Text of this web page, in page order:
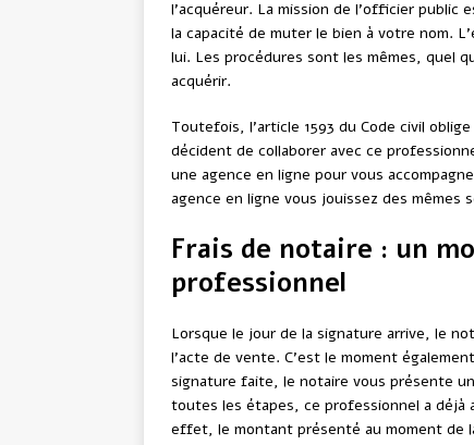
l’acquéreur. La mission de l’officier public
la capacité de muter le bien à votre nom.
lui. Les procédures sont les mêmes, quel
acquérir.
Toutefois, l’article 1593 du Code civil
décident de collaborer avec ce
une agence en ligne pour vous
agence en ligne vous jouissez des mêmes
Frais de notaire : un
professionnel
Lorsque le jour de la signature arrive, le
l’acte de vente. C’est le moment
signature faite, le notaire vous présente
toutes les étapes, ce professionnel a déjà
effet, le montant présenté au moment de